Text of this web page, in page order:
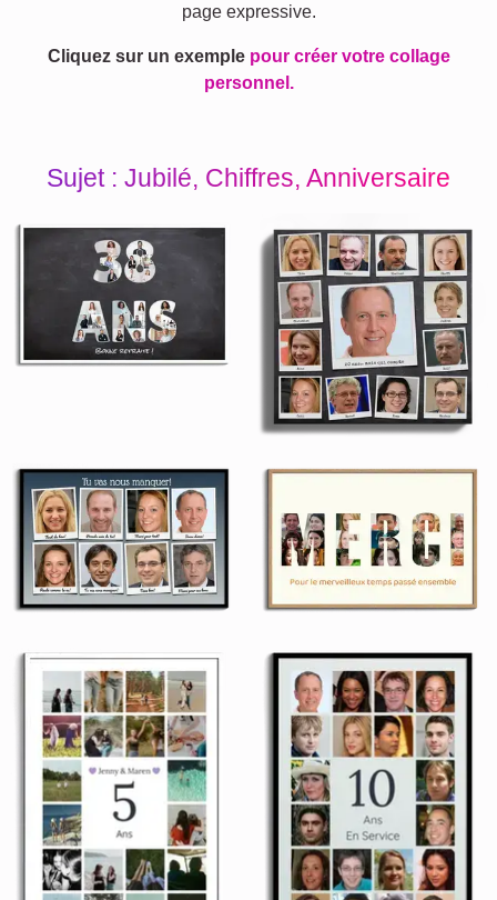
page expressive.
Cliquez sur un exemple pour créer votre collage
personnel.
Sujet : Jubilé, Chiffres, Anniversaire